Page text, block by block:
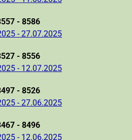
- 8586
- 27.07.2025
- 8556
- 12.07.2025
- 8526
- 27.06.2025
- 8496
- 12.06.2025